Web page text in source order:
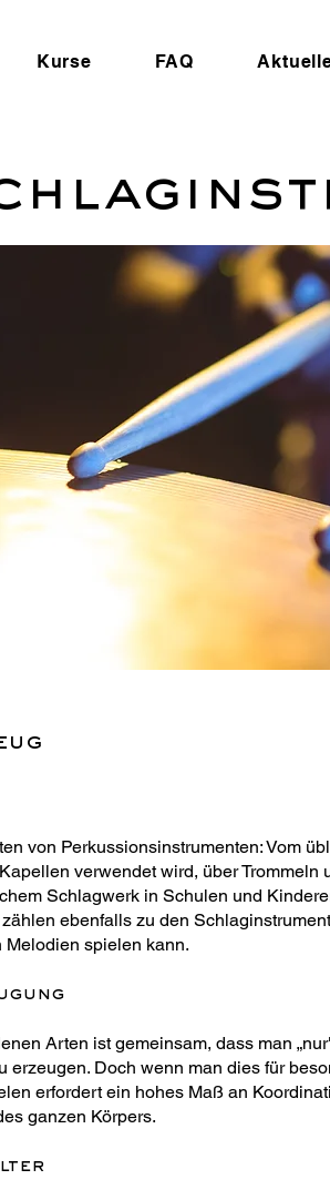
Kurse FAQ
von Perkussionsinstrumenten: Vom
verwendet wird, über Trommeln
Schlagwerk in Schulen und
ebenfalls zu den
Melodien spielen kann.
Arten ist gemeinsam, dass man
erzeugen. Doch wenn man dies für
erfordert ein hohes Maß an
ganzen Körpers.